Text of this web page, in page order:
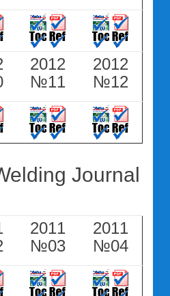
2012
№11
2012
№12
Journal
2011
№03
2011
№04